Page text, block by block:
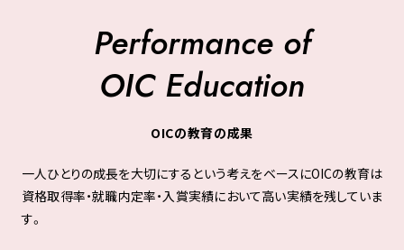
Performance of
OIC Education
OICの教育の成果
一人ひとりの成長を大切にするという考えをベースにOICの教育は
資格取得率・就職内定率・入賞実績において高い実績を残していま
す。